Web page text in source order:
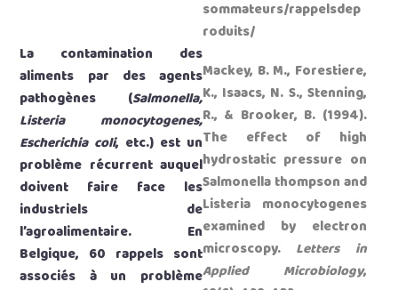
La contamination des
aliments par des agents
pathogènes (Salmonella,
Listeria monocytogenes,
Escherichia coli, etc.) est un
problème récurrent auquel
doivent faire face les
industriels de
l’agroalimentaire. En
Belgique, 60 rappels sont
associés à un problème
sommateurs/rappelsdep
roduits/
Mackey, B. M., Forestiere,
K., Isaacs, N. S., Stenning,
R., & Brooker, B. (1994).
The effect of high
hydrostatic pressure on
Salmonella thompson and
Listeria monocytogenes
examined by electron
microscopy. Letters in
Applied Microbiology,